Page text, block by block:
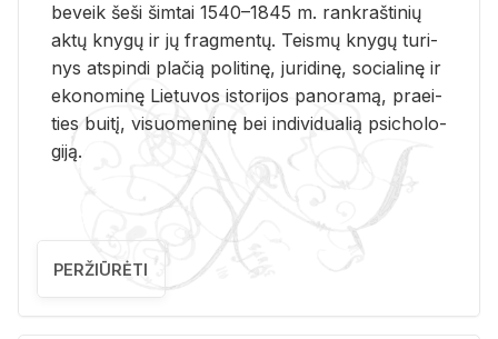
be­veik šeši šim­tai 1540–1845 m. rank­raš­ti­nių
aktų kny­gų ir jų frag­men­tų. Teis­mų kny­gų tu­ri­
nys at­spin­di pla­čią po­li­ti­nę, ju­ri­di­nę, so­cia­li­nę ir
eko­no­mi­nę Lie­tu­vos is­to­ri­jos pa­no­ra­mą, pra­ei­
ties bui­tį, vi­suo­me­ni­nę bei in­di­vi­dua­lią psi­cho­lo­
gi­ją.
PERŽIŪRĖTI